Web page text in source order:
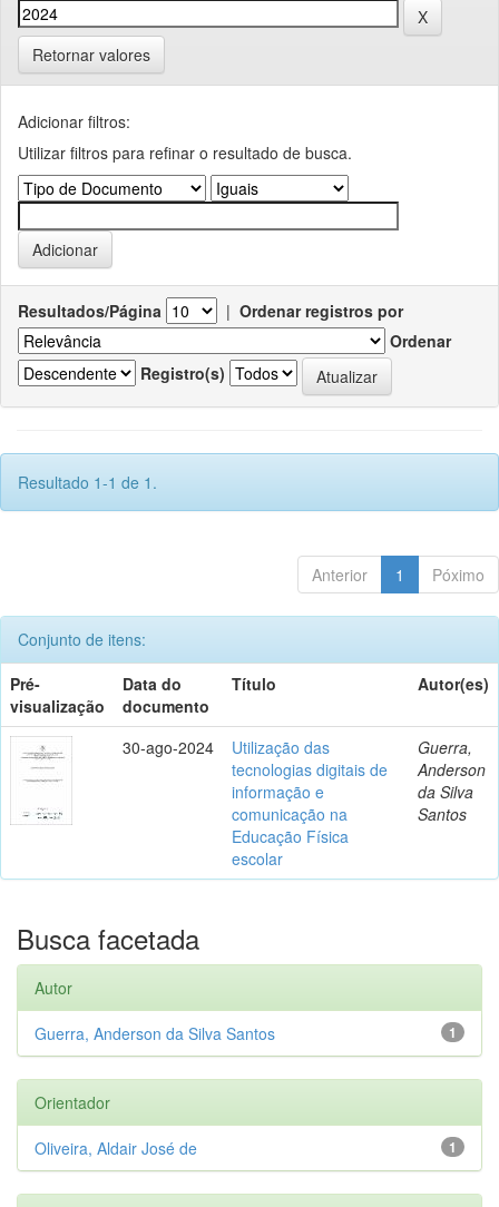
Retornar valores
Adicionar filtros:
Utilizar filtros para refinar o resultado de busca.
Resultados/Página | Ordenar registros por
Ordenar
Registro(s)
Resultado 1-1 de 1.
Anterior 1 Póximo
Conjunto de itens:
Pré-
visualização
Data do
documento
Título Autor(es)
30-ago-2024
Utilização das
tecnologias digitais de
informação e
comunicação na
Educação Física
escolar
Guerra,
Anderson
da Silva
Santos
Busca facetada
Autor
1
Guerra, Anderson da Silva Santos
Orientador
1
Oliveira, Aldair José de